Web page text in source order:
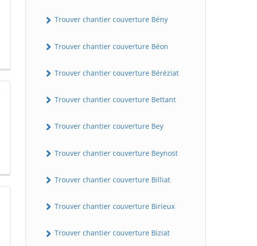
Trouver chantier couverture Bény
Trouver chantier couverture Béon
Trouver chantier couverture Béréziat
Trouver chantier couverture Bettant
Trouver chantier couverture Bey
Trouver chantier couverture Beynost
Trouver chantier couverture Billiat
Trouver chantier couverture Birieux
Trouver chantier couverture Biziat